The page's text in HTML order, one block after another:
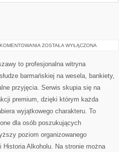
CIEKAWOSTKI
ZOSTAŁA WYŁĄCZONA
to profesjonalna witryna
barmańskiej na wesela, bankiety,
przyjęcia. Serwis skupia się na
premium, dzięki którym każda
wyjątkowego charakteru. To
dla osób poszukujących
poziom organizowanego
Alkoholu. Na stronie można